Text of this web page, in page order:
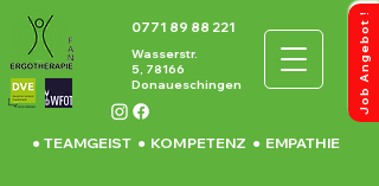
0771 89 88 221
Wasserstr.
5, 78166
Donaueschingen
!
J
o
b
A
n
g
e
b
o
t
● TEAMGEIST ● KOMPETENZ ● EMPATHIE